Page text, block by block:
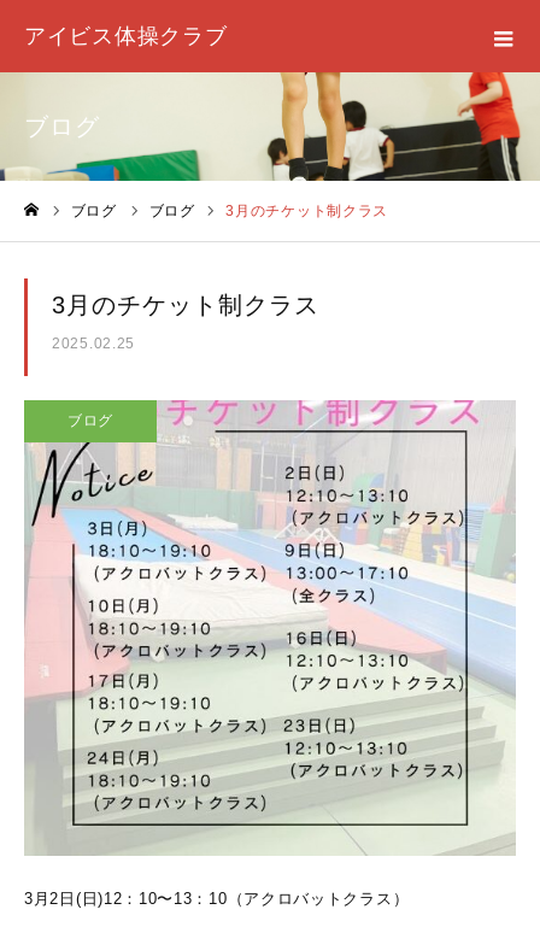
アイビス体操クラブ
ブログ
ブログ ブログ 3月のチケット制クラス
3月のチケット制クラス
2025.02.25
ブログ
3月2日(日)12：10〜13：10（アクロバットクラス）